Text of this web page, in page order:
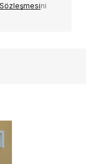
için
bu
Sözleşmesini